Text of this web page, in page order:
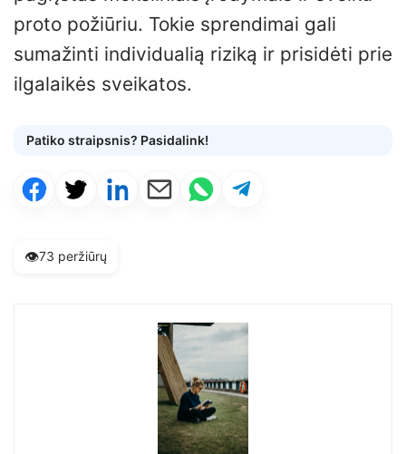
proto požiūriu. Tokie sprendimai gali
sumažinti individualią riziką ir prisidėti prie
ilgalaikės sveikatos.
Patiko straipsnis? Pasidalink!
👁️73 peržiūrų